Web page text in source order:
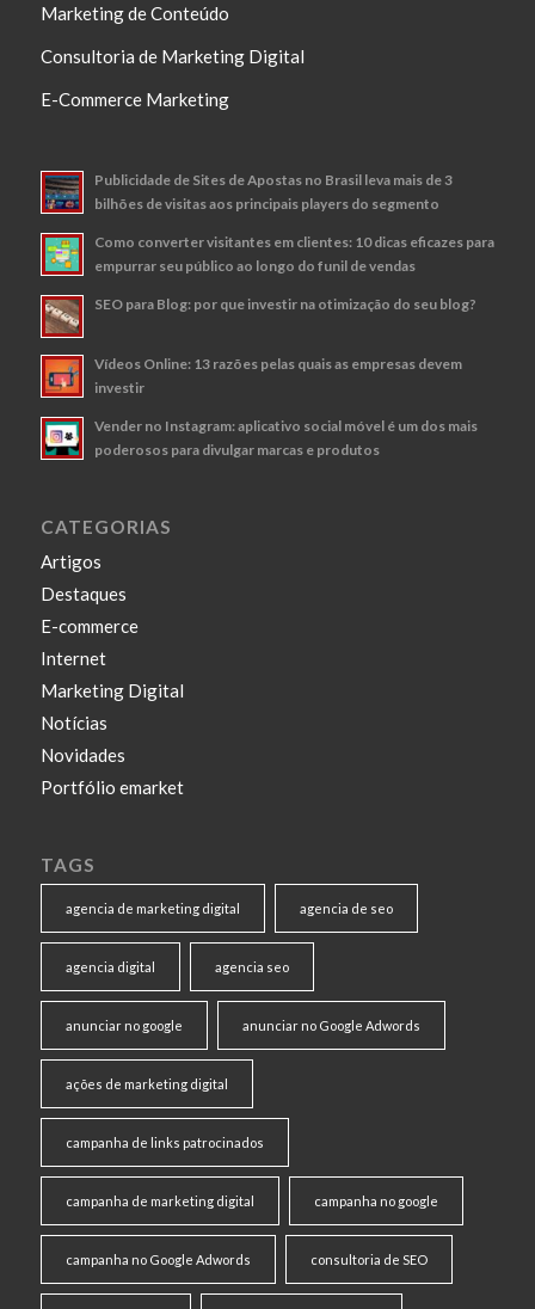
Marketing de Conteúdo
Consultoria de Marketing Digital
E-Commerce Marketing
Publicidade de Sites de Apostas no Brasil leva mais de 3
bilhões de visitas aos principais players do segmento
Como converter visitantes em clientes: 10 dicas eficazes para
empurrar seu público ao longo do funil de vendas
SEO para Blog: por que investir na otimização do seu blog?
Vídeos Online: 13 razões pelas quais as empresas devem
investir
Vender no Instagram: aplicativo social móvel é um dos mais
poderosos para divulgar marcas e produtos
CATEGORIAS
Artigos
Destaques
E-commerce
Internet
Marketing Digital
Notícias
Novidades
Portfólio emarket
TAGS
agencia de marketing digital agencia de seo
agencia digital agencia seo
anunciar no google anunciar no Google Adwords
ações de marketing digital
campanha de links patrocinados
campanha de marketing digital campanha no google
campanha no Google Adwords consultoria de SEO